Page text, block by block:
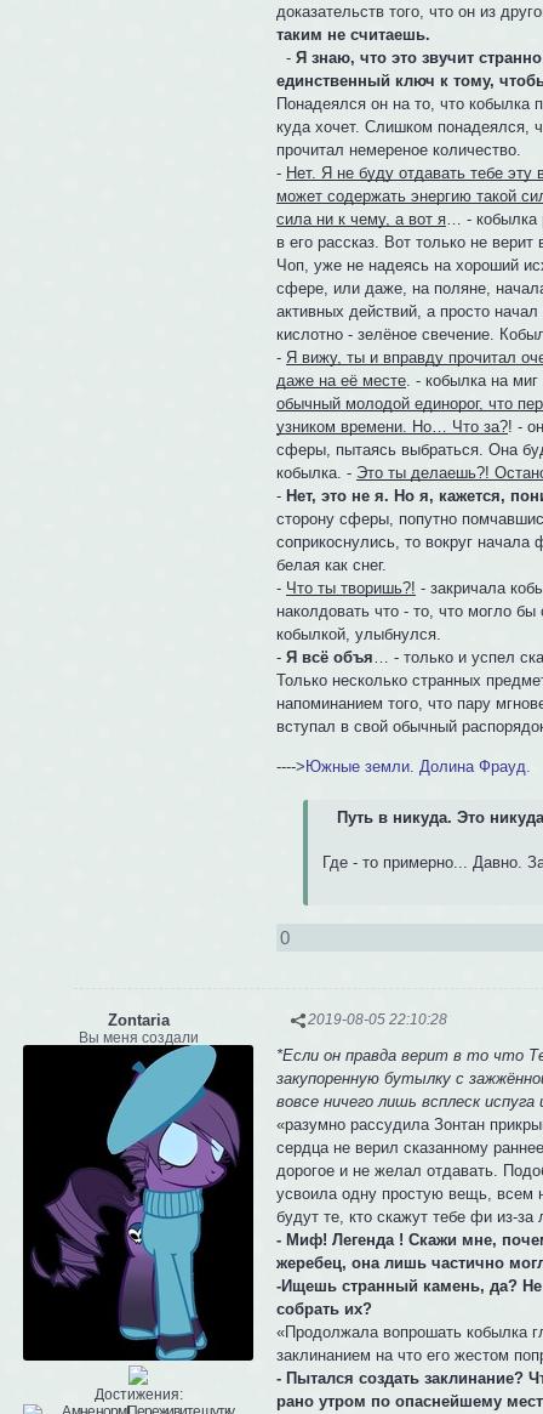
доказательств того, что он из
таким не считаешь.
-Я знаю, что это звучит
единственный ключ к тому,
Понадеялся он на то, что кобылка
куда хочет. Слишком понадеялся,
прочитал немереное количество.
- Нет. Я не буду отдавать тебе
может содержать энергию такой
сила ни к чему, а вот я… - кобылка
в его рассказ. Вот только не верит
Чоп, уже не надеясь на хороший
сфере, или даже, на поляне,
активных действий, а просто
кислотно - зелёное свечение.
-Я вижу, ты и вправду прочитал
даже на её месте. - кобылка на
обычный молодой единорог, что
узником времени. Но… Что за?! -
сферы, пытаясь выбраться. Она
кобылка. - Это ты делаешь?!
- Нет, это не я. Но я, кажется,
сторону сферы, попутно
соприкоснулись, то вокруг
белая как снег.
- Что ты творишь?! - закричала
наколдовать что - то, что могло
кобылкой, улыбнулся.
-Я всё объя… - только и успел
Только несколько странных
напоминанием того, что пару
вступал в свой обычный
---->Южные земли. Долина Фрауд.
Путь в никуда. Это
Где - то примерно... Давно.
0
2019-08-05 22:10:28
Zontaria
Вы меня создали
Достижения:
*Если он правда верит в то что
закупоренную бутылку с
вовсе ничего лишь всплеск
«разумно рассудила Зонтан
сердца не верил сказанному
дорогое и не желал отдавать.
усвоила одну простую вещь, всем
будут те, кто скажут тебе фи из-за
- Миф! Легенда ! Скажи мне,
жеребец, она лишь частично
-Ищешь странный камень, да? Не
собрать их?
«Продолжала вопрошать кобылка
заклинанием на что его жестом
- Пытался создать заклинание?
рано утром по опаснейшему